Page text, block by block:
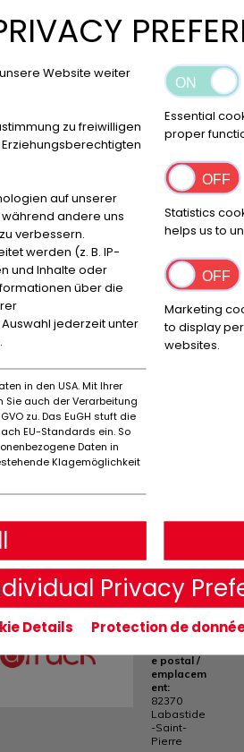
est requise Schmitz
Mega
13.810 KM
la ville /
code
e postal /
emplacem
6330
Padborg
EUR
(Prix ​​brut:
est requise
Standard
0 KM
la ville /
code
e postal /
emplacem
ent:
82370
Labastide
-Saint-
Pierre
Website weiter
zu freiwilligen
auf unserer
andere uns
verbessern.
werden (z. B. IP-
und Inhalte oder
über die
Auswahl jederzeit unter
in den USA. Mit Ihrer
Sie auch der Verarbeitung
zu. Das EuGH stuft die
EU-Standards ein. So
Daten in
Klagemöglichkeit
Essential
proper
Statistics
helps us to
Marketing
to display
websites.
Privacy
Details Protection de